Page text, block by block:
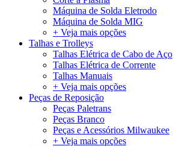
Máquina de Solda Eletrodo
Máquina de Solda MIG
+ Veja mais opções
Talhas e Trolleys
Talhas Elétrica de Cabo de Aço
Talhas Elétrica de Corrente
Talhas Manuais
+ Veja mais opções
Peças de Reposição
Peças Paletrans
Peças Branco
Peças e Acessórios Milwaukee
+ Veja mais opções